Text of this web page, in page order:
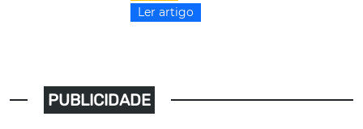
Ler artigo
PUBLICIDADE